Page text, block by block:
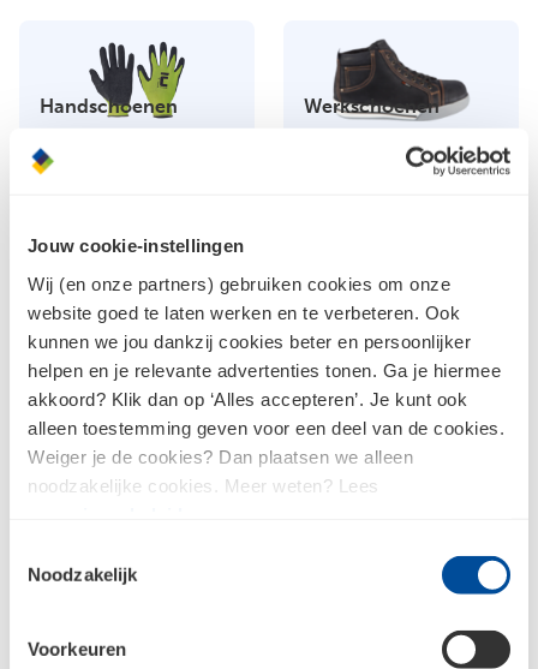
Jouw cookie-instellingen
Wij (en onze partners) gebruiken cookies om onze
website goed te laten werken en te verbeteren. Ook
kunnen we jou dankzij cookies beter en persoonlijker
helpen en je relevante advertenties tonen. Ga je hiermee
akkoord? Klik dan op ‘Alles accepteren’. Je kunt ook
alleen toestemming geven voor een deel van de cookies.
Weiger je de cookies? Dan plaatsen we alleen
noodzakelijke cookies. Meer weten? Lees
Noodzakelijk
Voorkeuren
Handschoenen Werkschoenen
Shirts & Sweaters Jassen
Kniebescherming Hoofdbescherming
Gehoorbescherming